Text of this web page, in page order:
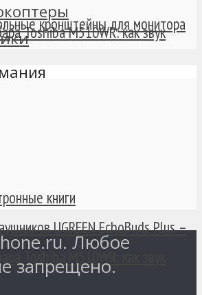
кронштейны для монитора
книги
Toshiba M510WR: как звук
UGREEN EchoBuds Plus –
Любое
запрещено.